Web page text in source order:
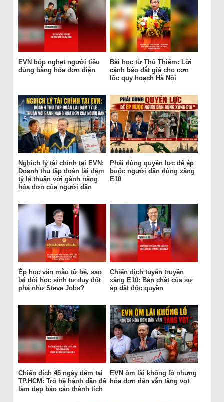
EVN bóp nghẹt người tiêu
dùng bằng hóa đơn điện
Bài học từ Thủ Thiêm: Lời
cảnh báo đắt giá cho cơn
lốc quy hoạch Hà Nội
Nghịch lý tài chính tại EVN:
Doanh thu tập đoàn lãi đậm
tỷ lệ thuận với gánh nặng
hóa đơn của người dân
Phải dùng quyền lực để ép
buộc người dân dùng xăng
E10
Ép học văn mẫu từ bé, sao
lại đòi học sinh tư duy đột
phá như Steve Jobs?
Chiến dịch tuyên truyền
xăng E10: Bản chất của sự
áp đặt độc quyền
Chiến dịch 45 ngày đêm tại
TP.HCM: Trò hề hành dân để
làm đẹp báo cáo thành tích
EVN ôm lãi khổng lồ nhưng
hóa đơn dân vẫn tăng vọt